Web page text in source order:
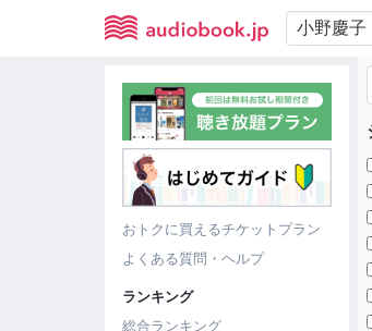
おトクに買えるチケットプラン
よくある質問・ヘルプ
ランキング
総合ランキング